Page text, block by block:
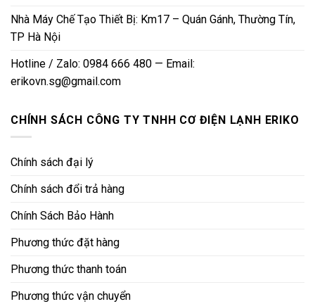
Nhà Máy Chế Tạo Thiết Bị: Km17 – Quán Gánh, Thường Tín,
TP Hà Nội
Hotline / Zalo: 0984 666 480 — Email:
erikovn.sg@gmail.com
CHÍNH SÁCH CÔNG TY TNHH CƠ ĐIỆN LẠNH ERIKO
Chính sách đại lý
Chính sách đổi trả hàng
Chính Sách Bảo Hành
Phương thức đặt hàng
Phương thức thanh toán
Phương thức vận chuyển